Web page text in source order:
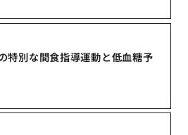
特別な間食指導運動と低血糖予